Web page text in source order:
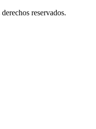
reservados.